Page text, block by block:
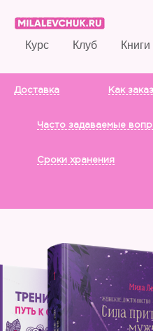
Курс Клуб Книги
Доставка Как
Часто задаваемые
Сроки хранения